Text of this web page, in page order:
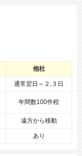
他社
通常翌日～２,３日
年間数100件程
遠方から移動
あり